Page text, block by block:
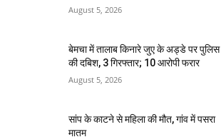
August 5, 2026
बेमचा में तालाब किनारे जुए के अड्डे पर पुलिस
की दबिश, 3 गिरफ्तार; 10 आरोपी फरार
August 5, 2026
सांप के काटने से महिला की मौत, गांव में पसरा
मातम